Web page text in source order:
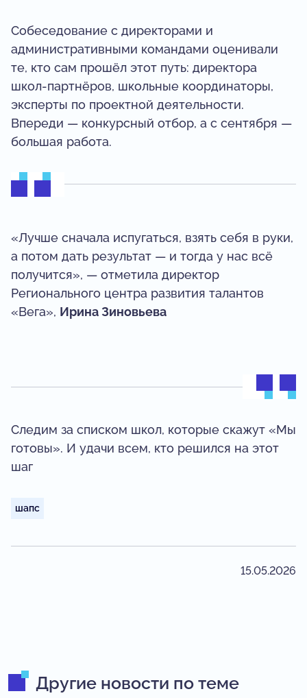
Собеседование с директорами и
административными командами оценивали
те, кто сам прошёл этот путь: директора
школ-партнёров, школьные координаторы,
эксперты по проектной деятельности.
Впереди — конкурсный отбор, а с сентября —
большая работа.
«Лучше сначала испугаться, взять себя в руки,
а потом дать результат — и тогда у нас всё
получится», — отметила директор
Регионального центра развития талантов
«Вега», Ирина Зиновьева
Следим за списком школ, которые скажут «Мы
готовы». И удачи всем, кто решился на этот
шаг
шапс
15.05.2026
Другие новости по теме